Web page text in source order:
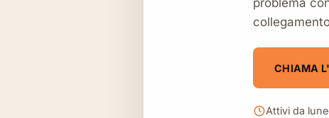
problema
CHIAMA
Attivi da